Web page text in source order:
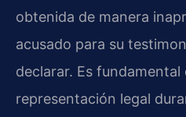
obtenida de manera
acusado para su
declarar. Es
representación legal